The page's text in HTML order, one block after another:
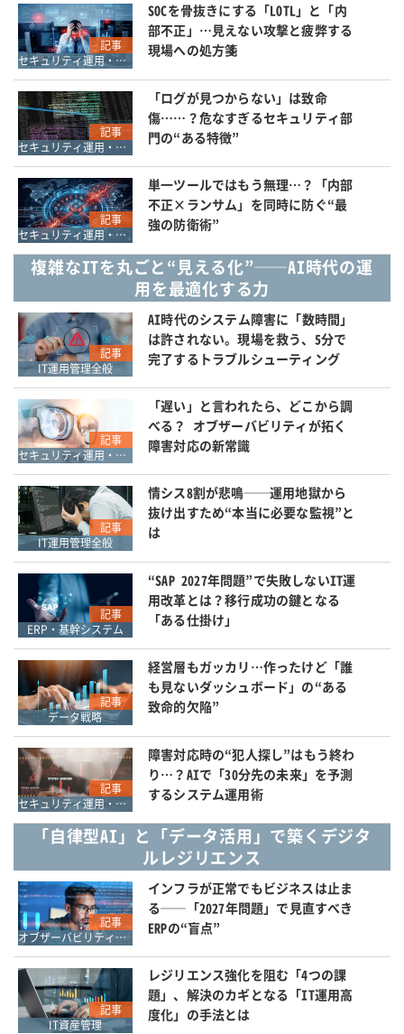
記事
セキュリティ運用・SOC・SIEM・ログ管理
SOCを骨抜きにする「LOTL」と「内
部不正」…見えない攻撃と疲弊する
現場への処方箋
記事
セキュリティ運用・SOC・SIEM・ログ管理
「ログが見つからない」は致命
傷……？危なすぎるセキュリティ部
門の“ある特徴”
記事
セキュリティ運用・SOC・SIEM・ログ管理
単一ツールではもう無理…？「内部
不正×ランサム」を同時に防ぐ“最
強の防衛術”
複雑なITを丸ごと“見える化”──AI時代の運
用を最適化する力
記事
IT運用管理全般
AI時代のシステム障害に「数時間」
は許されない。現場を救う、5分で
完了するトラブルシューティング
記事
セキュリティ運用・SOC・SIEM・ログ管理
「遅い」と言われたら、どこから調
べる？ オブザーバビリティが拓く
障害対応の新常識
記事
IT運用管理全般
情シス8割が悲鳴──運用地獄から
抜け出すため“本当に必要な監視”と
は
記事
ERP・基幹システム
“SAP 2027年問題”で失敗しないIT運
用改革とは？移行成功の鍵となる
「ある仕掛け」
記事
データ戦略
経営層もガッカリ…作ったけど「誰
も見ないダッシュボード」の“ある
致命的欠陥”
記事
セキュリティ運用・SOC・SIEM・ログ管理
障害対応時の“犯人探し”はもう終わ
り…？AIで「30分先の未来」を予測
するシステム運用術
「自律型AI」と「データ活用」で築くデジタ
ルレジリエンス
記事
オブザーバビリティ・APM
インフラが正常でもビジネスは止ま
る──「2027年問題」で見直すべき
ERPの“盲点”
記事
IT資産管理
レジリエンス強化を阻む「4つの課
題」、解決のカギとなる「IT運用高
度化」の手法とは